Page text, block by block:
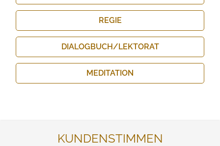
REGIE
DIALOGBUCH/​LEKTORAT
MEDITATION
KUNDENSTIMMEN